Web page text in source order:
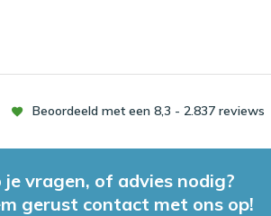
Beoordeeld met een 8,3 - 2.837 reviews
je vragen, of advies nodig?
gerust contact met ons op!